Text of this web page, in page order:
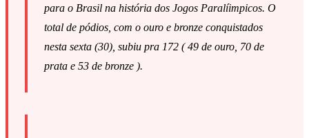
para o Brasil na história dos Jogos Paralíimpicos. O
total de pódios, com o ouro e bronze conquistados
nesta sexta (30), subiu pra 172 ( 49 de ouro, 70 de
prata e 53 de bronze ).